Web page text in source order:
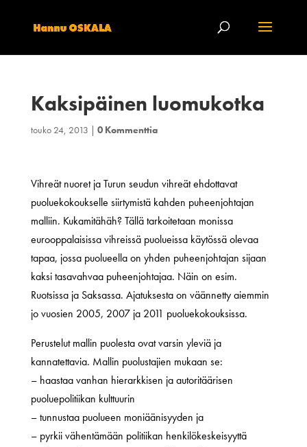
Kaksipäinen luomukotka
touko 24, 2013 | 0 Kommenttia
Vihreät nuoret ja Turun seudun vihreät ehdottavat
puoluekokoukselle siirtymistä kahden puheenjohtajan
malliin. Kukamitähäh? Tällä tarkoitetaan monissa
eurooppalaisissa vihreissä puolueissa käytössä olevaa
tapaa, jossa puolueella on yhden puheenjohtajan sijaan
kaksi tasavahvaa puheenjohtajaa. Näin on esim.
Ruotsissa ja Saksassa. Ajatuksesta on väännetty aiemmin
jo vuosien 2005, 2007 ja 2011 puoluekokouksissa.
Perustelut mallin puolesta ovat varsin yleviä ja
kannatettavia. Mallin puolustajien mukaan se:
– haastaa vanhan hierarkkisen ja autoritäärisen
puoluepolitiikan kulttuurin
– tunnustaa puolueen moniäänisyyden ja
– pyrkii vähentämään politiikan henkilökeskeisyyttä